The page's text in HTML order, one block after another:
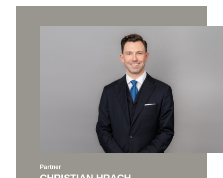
Partner